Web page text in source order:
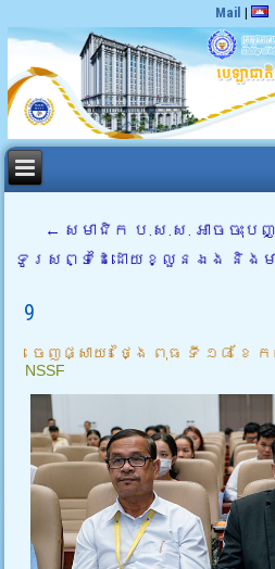
Mail |
← សមាជិក ប.ស.ស. អាចចុះ
ទូរសព្ទដៃដោយខ្លួនឯង និងម
9
ចេញផ្សាយ៖ ថ្ងៃ ពុធ ទី ១៨ ខែ
NSSF